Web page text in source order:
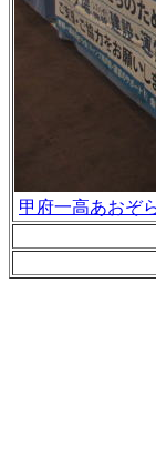
甲府一高あおぞ